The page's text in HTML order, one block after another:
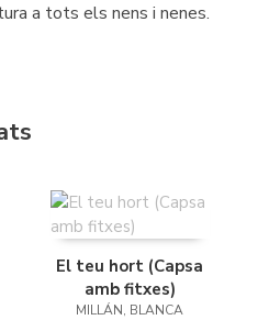
a tots els nens i nenes.
El teu hort (Capsa
amb fitxes)
MILLÁN, BLANCA